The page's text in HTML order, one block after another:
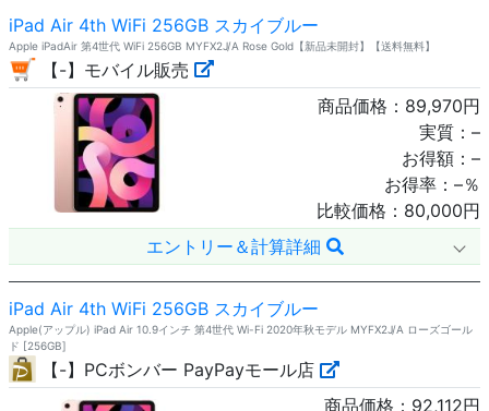
iPad Air 4th WiFi 256GB スカイブルー
Apple iPadAir 第4世代 WiFi 256GB MYFX2J/A Rose Gold【新品未開封】【送料無料】
【-】モバイル販売
商品価格： 89,970円
実質： –
お得額： –
お得率： –％
比較価格： 80,000円
エントリー＆計算詳細
iPad Air 4th WiFi 256GB スカイブルー
Apple(アップル) iPad Air 10.9インチ 第4世代 Wi-Fi 2020年秋モデル MYFX2J/A ローズゴール
ド [256GB]
【-】PCボンバー PayPayモール店
商品価格： 92,112円